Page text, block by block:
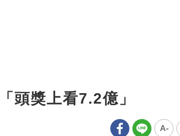
獎上看7.2億」
A-